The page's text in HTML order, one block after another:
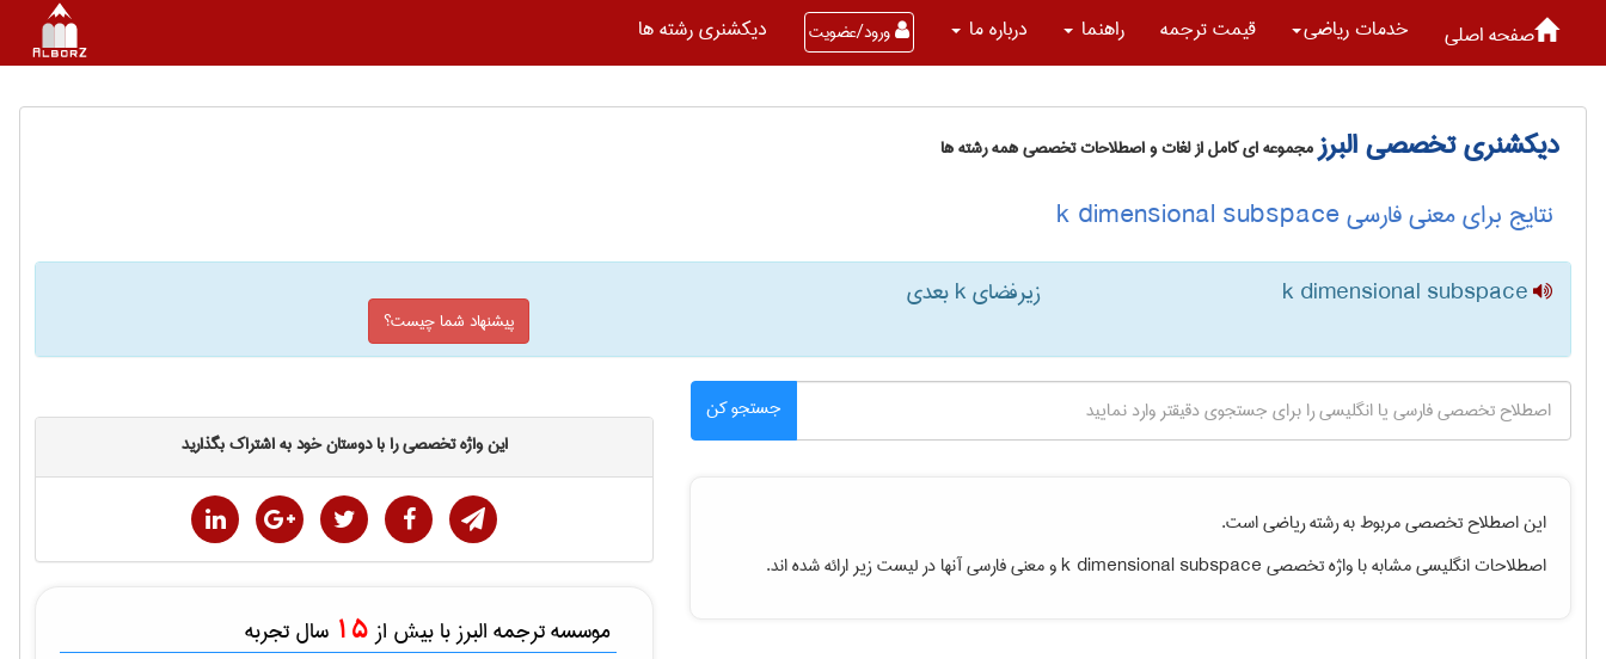
صفحه اصلی خدمات رياضی قیمت ترجمه راهنما درباره ما ورود/عضویت دیکشنری رشته ها
دیکشنری تخصصی البرزمجموعه ای کامل از لغات و اصطلاحات تخصصی همه رشته ها
نتایج برای معنی فارسی k dimensional subspace
k dimensional subspace زیرفضای k بعدی
پیشنهاد شما چیست؟
جستجو کن
این اصطلاح تخصصی مربوط به رشتهرياضیاست.
اصطلاحات انگلیسی مشابه با واژه تخصصیk dimensional subspaceو معنی فارسی آنها در لیست زیر ارائه شده اند.
این واژه تخصصی را با دوستان خود به اشتراک بگذارید
موسسه ترجمه البرز با بیش از 15 سال تجربه